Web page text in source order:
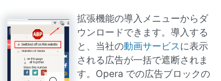
拡張機能の導入メニューからダ
ウンロードできます。導入する
と、当社の動画サービスに表示
される広告が一括で遮断されま
す。Opera での広告ブロックの